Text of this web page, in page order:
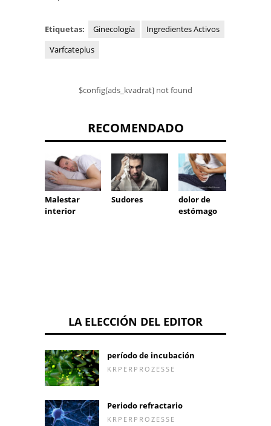
Etiquetas: Ginecología
Ingredientes Activos
Varfcateplus
$config[ads_kvadrat] not found
RECOMENDADO
Malestar
interior
Sudores
dolor de
estómago
LA ELECCIÓN DEL EDITOR
período de incubación
KRPERPROZESSE
Periodo refractario
KRPERPROZESSE